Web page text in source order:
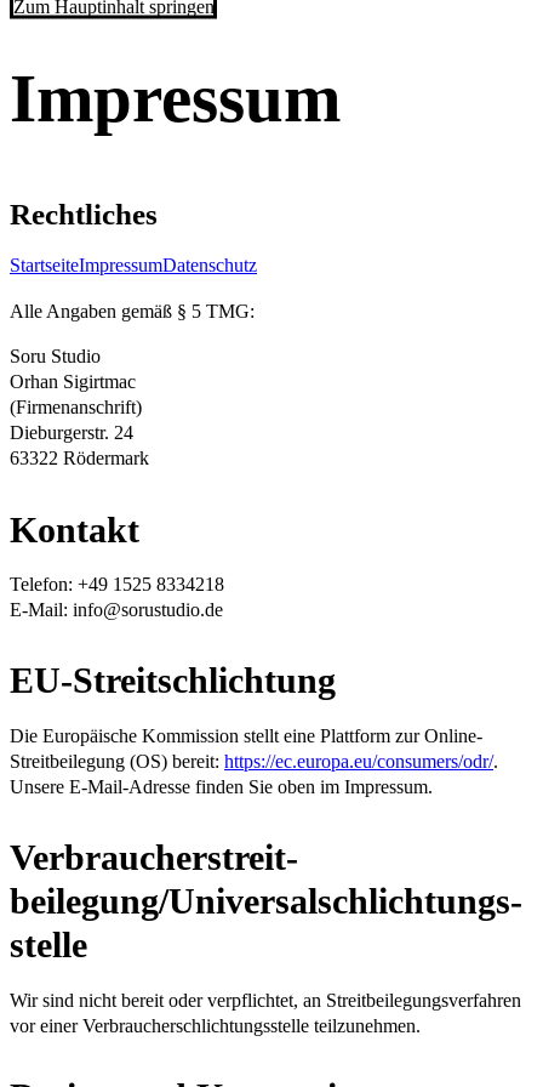
Zum Hauptinhalt springen
Impressum
Rechtliches
StartseiteImpressumDatenschutz
Alle Angaben gemäß § 5 TMG:
Soru Studio
Orhan Sigirtmac
(Firmenanschrift)
Dieburgerstr. 24
63322 Rödermark
Kontakt
Telefon: +49 1525 8334218
E-Mail: info@sorustudio.de
EU-Streitschlichtung
Die Europäische Kommission stellt eine Plattform zur Online-
Streitbeilegung (OS) bereit: https://ec.europa.eu/consumers/odr/.
Unsere E-Mail-Adresse finden Sie oben im Impressum.
Verbraucher­streit­
beilegung/Universal­schlichtungs­
stelle
Wir sind nicht bereit oder verpflichtet, an Streitbeilegungsverfahren
vor einer Verbraucherschlichtungsstelle teilzunehmen.